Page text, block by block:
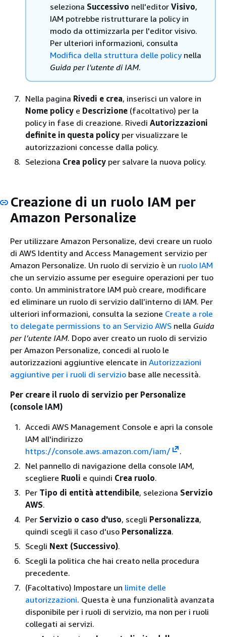
seleziona Successivo nell'editor Visivo,
IAM potrebbe ristrutturare la policy in
modo da ottimizzarla per l'editor visivo.
Per ulteriori informazioni, consulta
Modifica della struttura delle policynella
Guida per l'utente di IAM.
Nella pagina Rivedi e crea, inserisci un valore in
Nome policy e Descrizione (facoltativo) per la
policy in fase di creazione. Rivedi Autorizzazioni
definite in questa policy per visualizzare le
autorizzazioni concesse dalla policy.
Seleziona Crea policy per salvare la nuova policy.
Creazione di un ruolo IAM per
Amazon Personalize
Per utilizzare Amazon Personalize, devi creare un ruolo
di AWS Identity and Access Management servizio per
Amazon Personalize. Un ruolo di servizio è un ruolo IAM
che un servizio assume per eseguire operazioni per tuo
conto. Un amministratore IAM può creare, modificare
ed eliminare un ruolo di servizio dall’interno di IAM. Per
ulteriori informazioni, consulta la sezione Create a role
to delegate permissions to an Servizio AWS nella Guida
per l’utente IAM. Dopo aver creato un ruolo di servizio
per Amazon Personalize, concedi al ruolo le
autorizzazioni aggiuntive elencate in Autorizzazioni
aggiuntive per i ruoli di servizio base alle necessità.
Per creare il ruolo di servizio per Personalize
(console IAM)
Accedi AWS Management Console e apri la console
IAM all'indirizzo
https://console.aws.amazon.com/iam/
.
Nel pannello di navigazione della console IAM,
scegliere Ruoli e quindi Crea ruolo.
Per Tipo di entità attendibile, seleziona Servizio
AWS.
Per Servizio o caso d'uso, scegli Personalizza,
quindi scegli il caso d'uso Personalizza.
Scegli Next (Successivo).
Scegli la politica che hai creato nella procedura
precedente.
(Facoltativo) Impostare un limite delle
autorizzazioni. Questa è una funzionalità avanzata
disponibile per i ruoli di servizio, ma non per i ruoli
collegati ai servizi.